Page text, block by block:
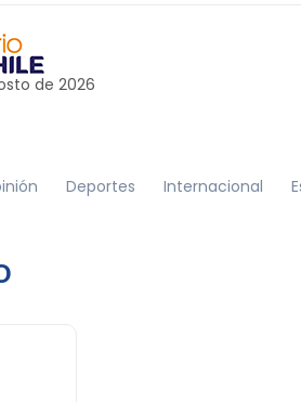
de 2026
Deportes Internacional